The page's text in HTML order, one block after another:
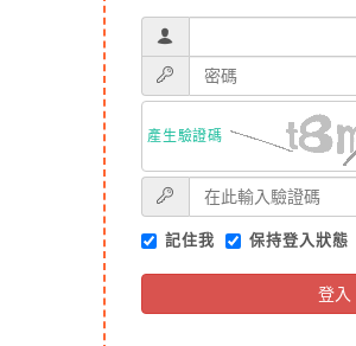
產生驗證碼
記住我 保持登入狀態
登入